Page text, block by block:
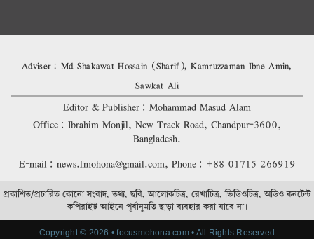
Adviser: Md Shakawat Hossain (Sharif), Kamruzzaman Ibne Amin,
Sawkat Ali
Editor & Publisher: Mohammad Masud Alam
Office: Ibrahim Monjil, New Track Road, Chandpur-3600,
Bangladesh.
E-mail: news.fmohona@gmail.com, Phone: +88 01715 266919
প্রকাশিত/প্রচারিত কোনো সংবাদ, তথ্য, ছবি, আলোকচিত্র, রেখাচিত্র, ভিডিওচিত্র, অডিও কনটেন্ট
কপিরাইট আইনে পূর্বানুমতি ছাড়া ব্যবহার করা যাবে না।
Copyright © 2026 • focusmohona.com • All Rights Reserved